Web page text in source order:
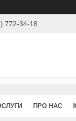
772-34-18
ПРО НАС